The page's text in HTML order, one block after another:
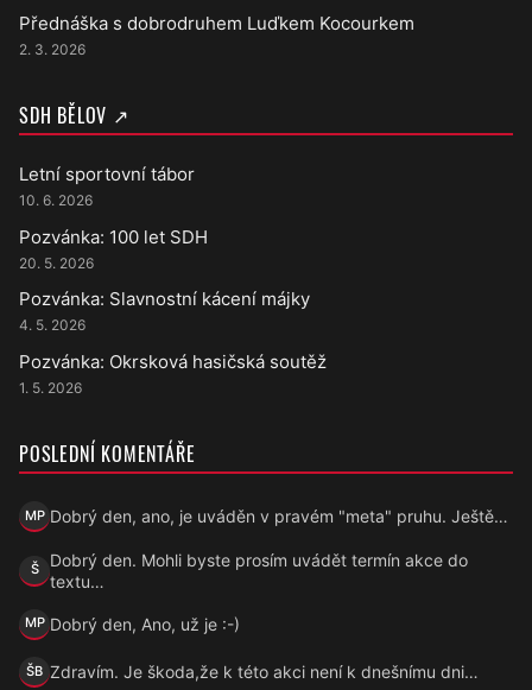
Přednáška s dobrodruhem Luďkem Kocourkem
2. 3. 2026
SDH BĚLOV ↗
Letní sportovní tábor
10. 6. 2026
Pozvánka: 100 let SDH
20. 5. 2026
Pozvánka: Slavnostní kácení májky
4. 5. 2026
Pozvánka: Okrsková hasičská soutěž
1. 5. 2026
POSLEDNÍ KOMENTÁŘE
MP
Marek Přecechtěl
Dobrý den, ano, je uváděn v pravém "meta" pruhu. Ještě…
ŠŠárka
Dobrý den. Mohli byste prosím uvádět termín akce do
textu…
MPMarek Přecechtěl
Dobrý den, Ano, už je :-)
ŠBŠárka B.
Zdravím. Je škoda,že k této akci není k dnešnímu dni…